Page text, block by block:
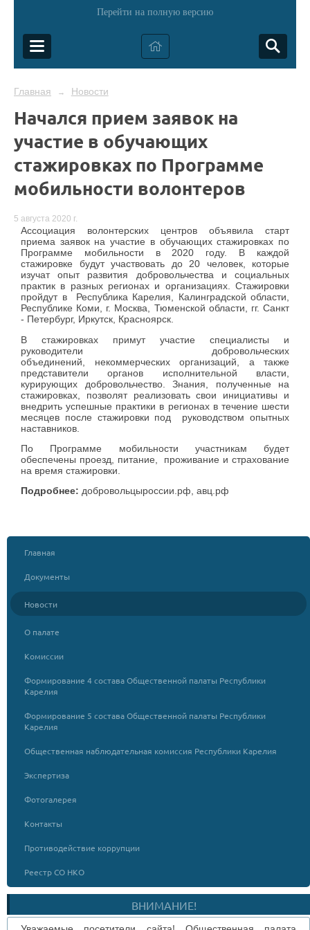
Перейти на полную версию
Главная → Новости
Начался прием заявок на
участие в обучающих
стажировках по Программе
мобильности волонтеров
5 августа 2020 г.
Ассоциация волонтерских центров объявила старт
приема заявок на участие в обучающих стажировках по
Программе мобильности в 2020 году. В каждой
стажировке будут участвовать до 20 человек, которые
изучат опыт развития добровольчества и социальных
практик в разных регионах и организациях. Стажировки
пройдут в Республика Карелия, Калинградской области,
Республике Коми, г. Москва, Тюменской области, гг. Санкт
- Петербург, Иркутск, Красноярск.
В стажировках примут участие специалисты и
руководители добровольческих
объединений, некоммерческих организаций, а также
представители органов исполнительной власти,
курирующих добровольчество. Знания, полученные на
стажировках, позволят реализовать свои инициативы и
внедрить успешные практики в регионах в течение шести
месяцев после стажировки под руководством опытных
наставников.
По Программе мобильности участникам будет
обеспечены проезд, питание, проживание и страхование
на время стажировки.
Подробнее: добровольцыроссии.рф, авц.рф
Главная
Документы
Новости
О палате
Комиссии
Формирование 4 состава Общественной палаты Республики
Карелия
Формирование 5 состава Общественной палаты Республики
Карелия
Общественная наблюдательная комиссия Республики Карелия
Экспертиза
Фотогалерея
Контакты
Противодействие коррупции
Реестр СО НКО
ВНИМАНИЕ!